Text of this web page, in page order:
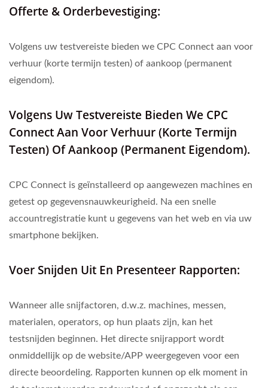
Offerte & Orderbevestiging:
Volgens uw testvereiste bieden we CPC Connect aan voor
verhuur (korte termijn testen) of aankoop (permanent
eigendom).
Volgens Uw Testvereiste Bieden We CPC
Connect Aan Voor Verhuur (korte Termijn
Testen) Of Aankoop (permanent Eigendom).
CPC Connect is geïnstalleerd op aangewezen machines en
getest op gegevensnauwkeurigheid. Na een snelle
accountregistratie kunt u gegevens van het web en via uw
smartphone bekijken.
Voer Snijden Uit En Presenteer Rapporten:
Wanneer alle snijfactoren, d.w.z. machines, messen,
materialen, operators, op hun plaats zijn, kan het
testsnijden beginnen. Het directe snijrapport wordt
onmiddellijk op de website/APP weergegeven voor een
directe beoordeling. Rapporten kunnen op elk moment in